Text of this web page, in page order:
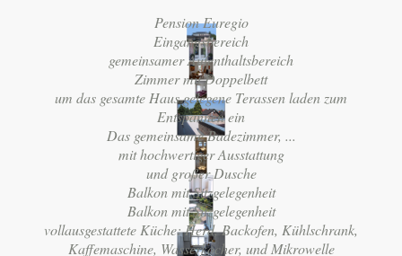
Pension Euregio
Eingangsbereich
gemeinsamer Aufenthaltsbereich
Zimmer mit Doppelbett
um das gesamte Haus gelegene Terassen laden zum
Entspannen ein
Das gemeinsame Badezimmer, ...
mit hochwertiger Ausstattung
und großer Dusche
Balkon mit Sitzgelegenheit
Balkon mit Sitzgelegenheit
vollausgestattete Küche: Herd, Backofen, Kühlschrank,
Kaffemaschine, Wasserkocher, und Mikrowelle